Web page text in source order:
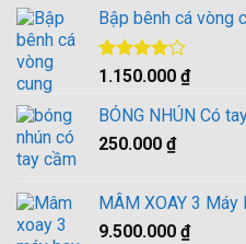
4.00 5
sao
là:
Bập bênh cá vòng
Được
4.005
sao
1.150.000 ₫
BÓNG NHÚN Có
250.000 ₫
MÂM XOAY 3 Máy
9.500.000 ₫